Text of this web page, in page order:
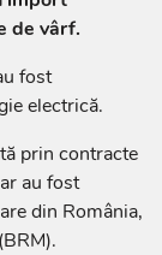
de vârf.
fost
electrică.
prin contracte
au fost
din România,